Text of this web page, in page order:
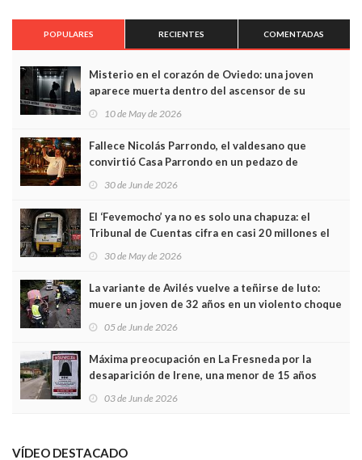
POPULARES RECIENTES COMENTADAS
Misterio en el corazón de Oviedo: una joven
aparece muerta dentro del ascensor de su
edificio y las cámaras captan sus últimos minutos
10 de May de 2026
Fallece Nicolás Parrondo, el valdesano que
convirtió Casa Parrondo en un pedazo de
Asturias en Madrid
30 de Jun de 2026
El ‘Fevemocho’ ya no es solo una chapuza: el
Tribunal de Cuentas cifra en casi 20 millones el
sobrecoste de los trenes que no cabían por los
30 de May de 2026
La variante de Avilés vuelve a teñirse de luto:
muere un joven de 32 años en un violento choque
frontal
05 de Jun de 2026
Máxima preocupación en La Fresneda por la
desaparición de Irene, una menor de 15 años
03 de Jun de 2026
VÍDEO DESTACADO